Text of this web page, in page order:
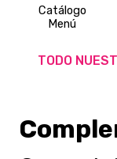
Catálogo
Menú
TODO